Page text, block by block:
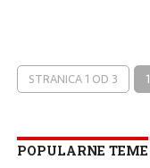
STRANICA 1 OD 3 1
POPULARNE TEME